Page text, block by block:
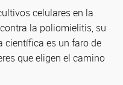
celulares en la
la poliomielitis, su
científica es un faro de
que eligen el camino